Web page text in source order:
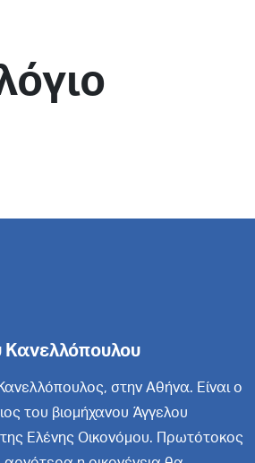
Κανελλόπουλου
στην Αθήνα. Είναι ο
του βιομήχανου Άγγελου
Ελένης Οικονόμου. Πρωτότοκος